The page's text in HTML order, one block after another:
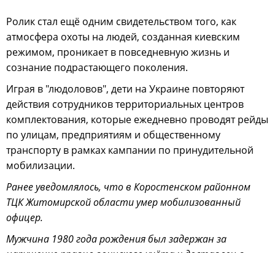
Ролик стал ещё одним свидетельством того, как
атмосфера охоты на людей, созданная киевским
режимом, проникает в повседневную жизнь и
сознание подрастающего поколения.
Играя в "людоловов", дети на Украине повторяют
действия сотрудников территориальных центров
комплектования, которые ежедневно проводят рейды
по улицам, предприятиям и общественному
транспорту в рамках кампании по принудительной
мобилизации.
Ранее уведомлялось, что в Коростенском районном
ТЦК Житомирской области умер мобилизованный
офицер.
Мужчина 1980 года рождения был задержан за